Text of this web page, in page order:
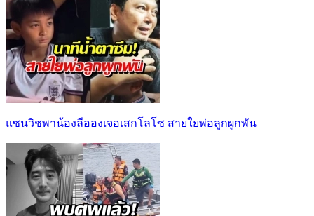
แซนวิชพาน้องลีอองเจอเสกโลโซ สายใยพ่อลูกผูกพัน